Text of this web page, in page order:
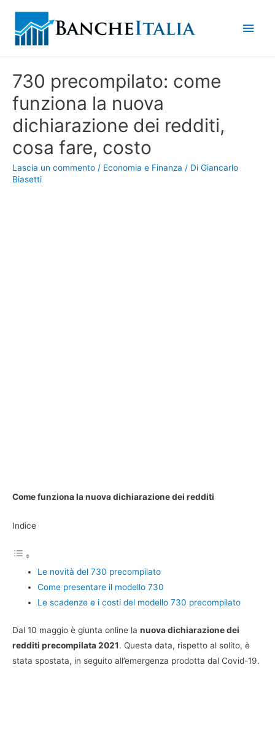
730 precompilato: come
funziona la nuova
dichiarazione dei redditi,
cosa fare, costo
Lascia un commento / Economia e Finanza / Di Giancarlo
Biasetti
Come funziona la nuova dichiarazione dei redditi
Indice
Le novità del 730 precompilato
Come presentare il modello 730
Le scadenze e i costi del modello 730 precompilato
Dal 10 maggio è giunta online la nuova dichiarazione dei
redditi precompilata 2021. Questa data, rispetto al solito, è
stata spostata, in seguito all’emergenza prodotta dal Covid-19.